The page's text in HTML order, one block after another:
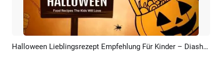
Vorschau KI Erstellen Halloween Lieblingsrezept Empfehlung Für Kinder – Diashow